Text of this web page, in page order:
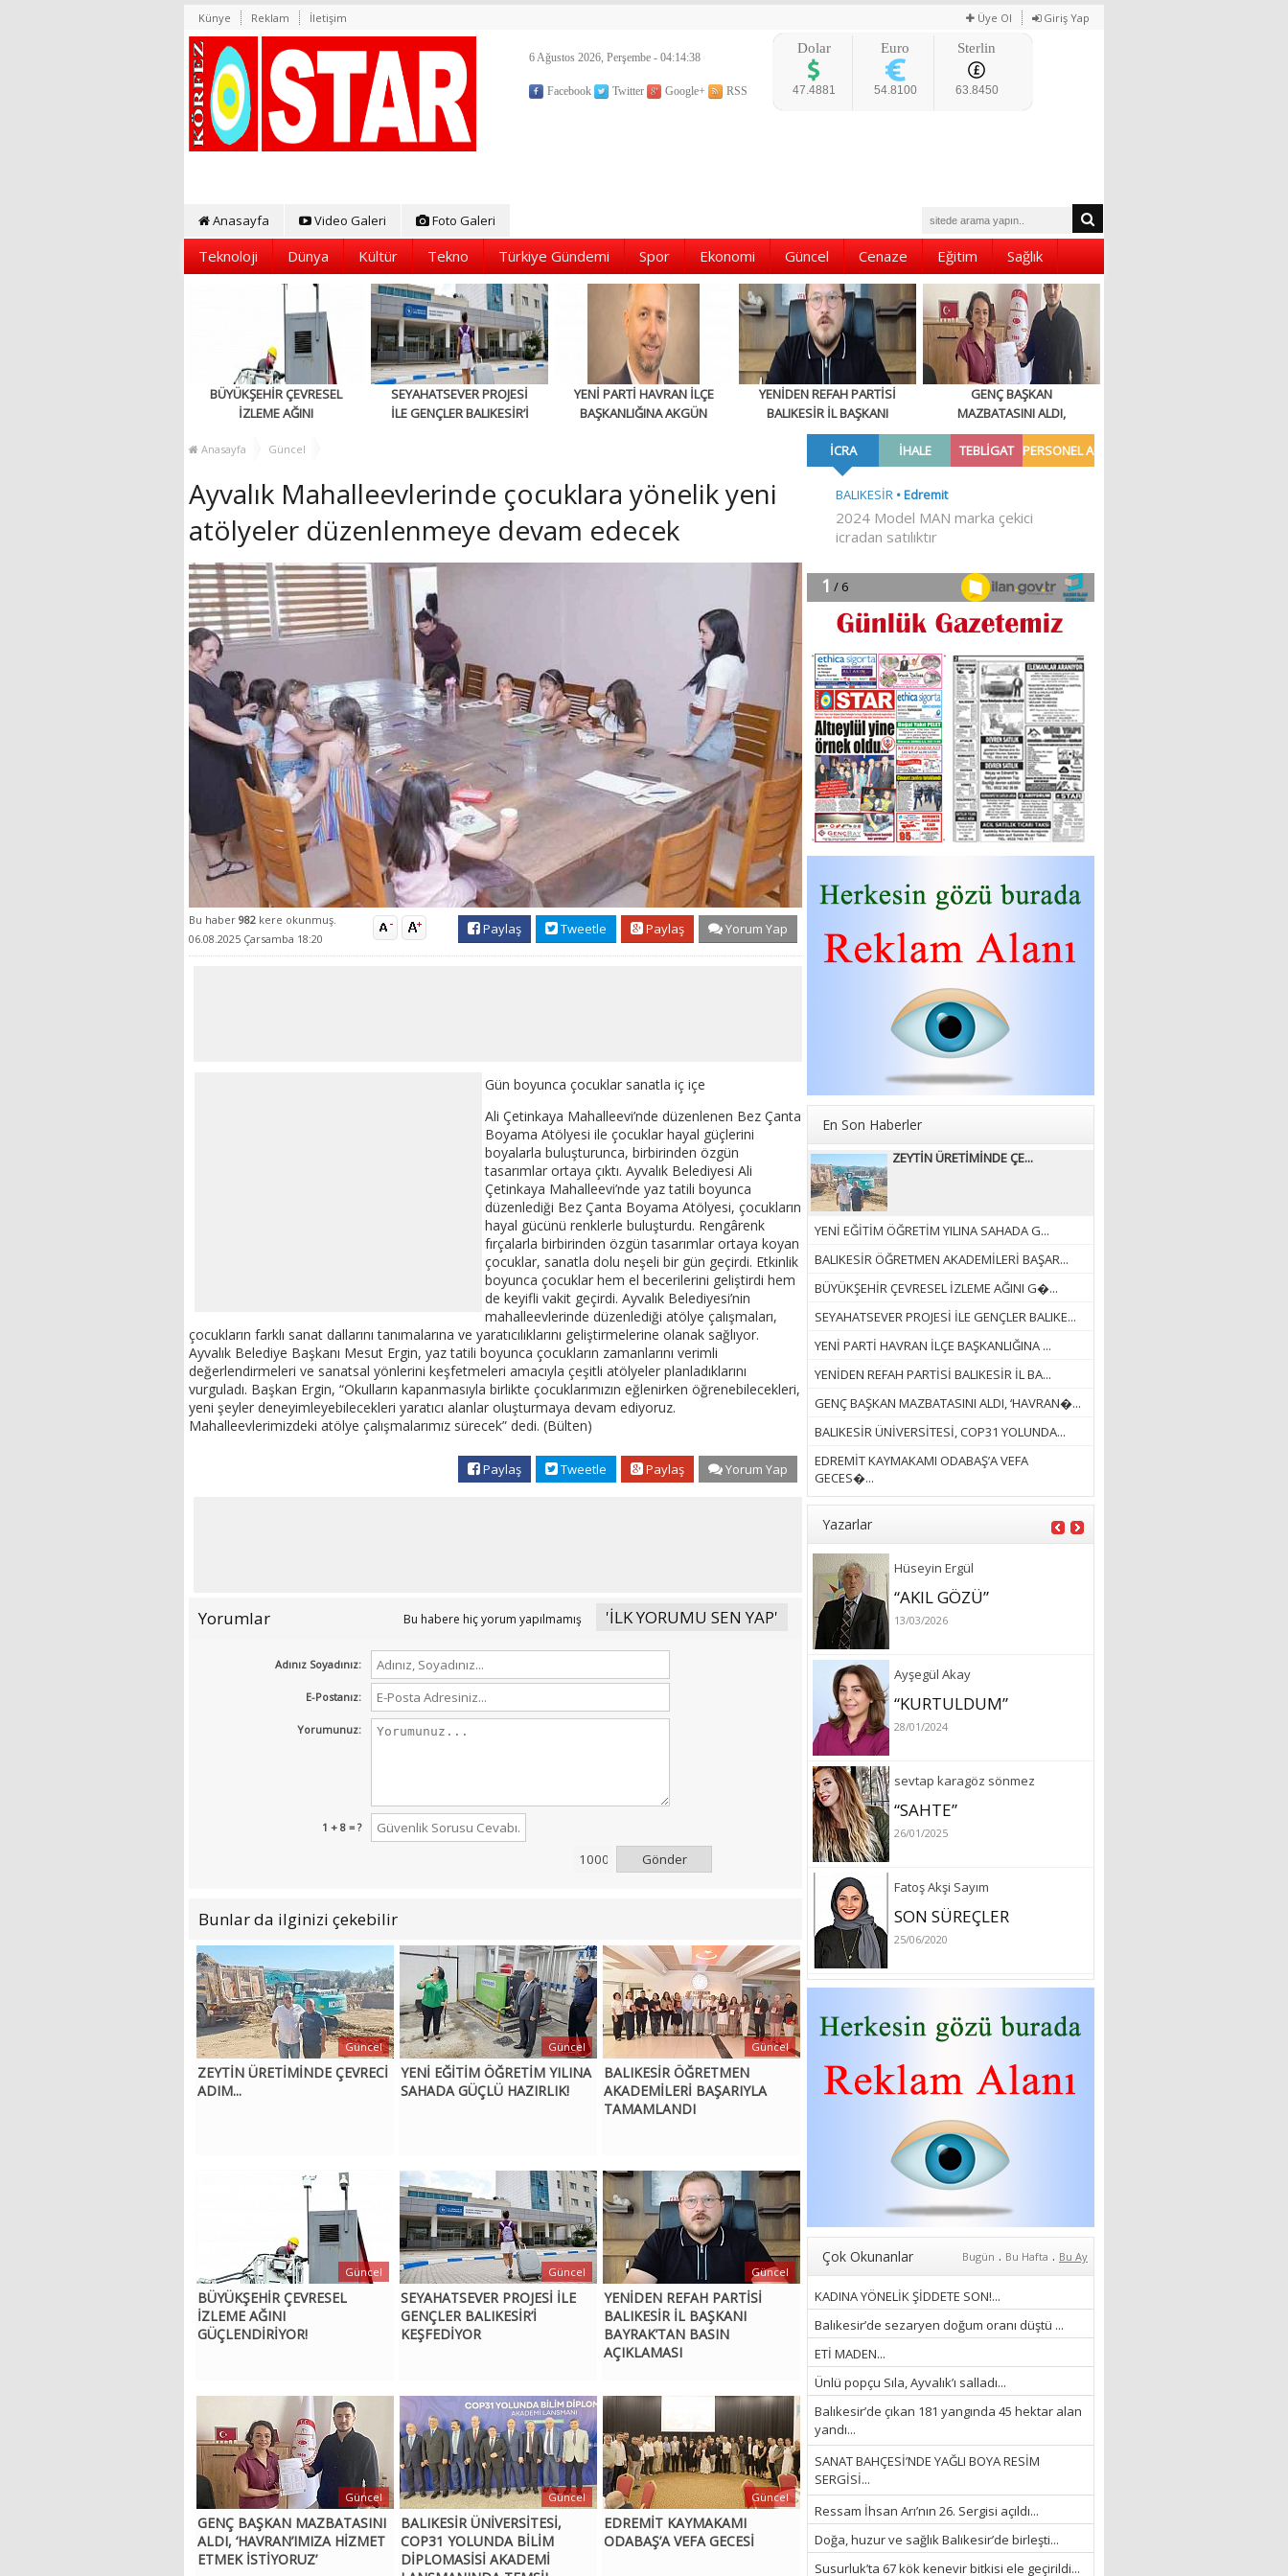
Üye Ol Giriş Yap
Künye Reklam İletişim
6 Ağustos 2026, Perşembe - 04:14:39
Facebook Twitter Google+ RSS
Dolar
47.4881
Euro
54.8100
Sterlin
63.8450
Anasayfa Video Galeri Foto Galeri
Teknoloji Dünya Kültür Tekno Türkiye Gündemi Spor Ekonomi Güncel Cenaze Eğitim Sağlık
BÜYÜKŞEHİR ÇEVRESEL
İZLEME AĞINI
SEYAHATSEVER PROJESİ
İLE GENÇLER BALIKESİR’İ
YENİ PARTİ HAVRAN İLÇE
BAŞKANLIĞINA AKGÜN
YENİDEN REFAH PARTİSİ
BALIKESİR İL BAŞKANI
BAYRAK’TAN BASIN
AÇIKLAMASI
GENÇ BAŞKAN
MAZBATASINI ALDI,
‘HAVRAN’IMIZA HİZMET
ETMEK İSTİYORUZ’
En Son Haberler
ZEYTİN ÜRETİMİNDE ÇE...
YENİ EĞİTİM ÖĞRETİM YILINA SAHADA G...
BALIKESİR ÖĞRETMEN AKADEMİLERİ BAŞAR...
BÜYÜKŞEHİR ÇEVRESEL İZLEME AĞINI G�...
SEYAHATSEVER PROJESİ İLE GENÇLER BALIKE...
YENİ PARTİ HAVRAN İLÇE BAŞKANLIĞINA ...
YENİDEN REFAH PARTİSİ BALIKESİR İL BA...
GENÇ BAŞKAN MAZBATASINI ALDI, ‘HAVRAN�...
BALIKESİR ÜNİVERSİTESİ, COP31 YOLUNDA...
EDREMİT KAYMAKAMI ODABAŞ’A VEFA
GECES�...
Yazarlar
Sibel Atam
“18 Mart Çanakkale
Anlıyoruz?
18/03/2024
Aleyna Gürsoy
“GELİŞ VE GİDİŞLERİN
ARASINDA...”
07/04/2026
Fatma Zehra Köseley
MUSTAFA KEMALİN
“BEDEN VE RUH
BÜTÜNLÜĞÜ...”
18/03/2023
İlknur Solmaz Çoban
“DOĞANIN GÜLEÇ
YAĞMURLARINI
ÖZLERKEN…”
Fatma Aker
“Ne çok şey oldu
unutulmaması gereken”
Hüseyin Ergül
“AKIL GÖZÜ”
13/03/2026
Ayşegül Akay
“KURTULDUM”
28/01/2024
sevtap karagöz sönmez
“SAHTE”
26/01/2025
Fatoş Akşi Sayım
SON SÜREÇLER
25/06/2020
özlem arslan
Hydrafacial cilt bakımı
26/07/2022
Sibel Atam
“18 Mart Çanakkale
Zaferi” Denildiğinde Ne
Anlıyoruz?
Aleyna Gürsoy
“GELİŞ VE GİDİŞLERİN
ARASINDA...”
07/04/2026
Fatma Zehra Köseley
MUSTAFA KEMALİN
KAĞNISI
07/04/2026
Mehmet Çağ
“BEDEN VE RUH
BÜTÜNLÜĞÜ...”
18/03/2023
İlknur Solmaz Çoban
“DOĞANIN GÜLEÇ
Çok Okunanlar Bugün . Bu Hafta . Bu Ay
KADINA YÖNELİK ŞİDDETE SON!...
Balıkesir’de sezaryen doğum oranı düştü ...
ETİ MADEN...
Ünlü popçu Sıla, Ayvalık’ı salladı...
Balıkesir’de çıkan 181 yangında 45 hektar alan
yandı...
SANAT BAHÇESİ’NDE YAĞLI BOYA RESİM
SERGİSİ...
Ressam İhsan Arı’nın 26. Sergisi açıldı...
Doğa, huzur ve sağlık Balıkesir’de birleşti...
Susurluk’ta 67 kök kenevir bitkisi ele geçirildi...
Anasayfa Güncel
Ayvalık Mahalleevlerinde çocuklara yönelik yeni
atölyeler düzenlenmeye devam edecek
Bu haber 982 kere okunmuş.
06.08.2025 Çarsamba 18:20
Paylaş Tweetle Paylaş Yorum Yap
Gün boyunca çocuklar sanatla iç içe
Ali Çetinkaya Mahalleevi’nde düzenlenen Bez Çanta
Boyama Atölyesi ile çocuklar hayal güçlerini
boyalarla buluşturunca, birbirinden özgün
tasarımlar ortaya çıktı. Ayvalık Belediyesi Ali
Çetinkaya Mahalleevi’nde yaz tatili boyunca
düzenlediği Bez Çanta Boyama Atölyesi, çocukların
hayal gücünü renklerle buluşturdu. Rengârenk
fırçalarla birbirinden özgün tasarımlar ortaya koyan
çocuklar, sanatla dolu neşeli bir gün geçirdi. Etkinlik
boyunca çocuklar hem el becerilerini geliştirdi hem
de keyifli vakit geçirdi. Ayvalık Belediyesi’nin
mahalleevlerinde düzenlediği atölye çalışmaları,
çocukların farklı sanat dallarını tanımalarına ve yaratıcılıklarını geliştirmelerine olanak sağlıyor.
Ayvalık Belediye Başkanı Mesut Ergin, yaz tatili boyunca çocukların zamanlarını verimli
değerlendirmeleri ve sanatsal yönlerini keşfetmeleri amacıyla çeşitli atölyeler planladıklarını
vurguladı. Başkan Ergin, “Okulların kapanmasıyla birlikte çocuklarımızın eğlenirken öğrenebilecekleri,
yeni şeyler deneyimleyebilecekleri yaratıcı alanlar oluşturmaya devam ediyoruz.
Mahalleevlerimizdeki atölye çalışmalarımız sürecek” dedi. (Bülten)
Paylaş Tweetle Paylaş Yorum Yap
Yorumlar Bu habere hiç yorum yapılmamış 'İLK YORUMU SEN YAP'
Adınız Soyadınız:
E-Postanız:
Yorumunuz:
1 + 8 = ?
Gönder
Bunlar da ilginizi çekebilir
ZEYTİN ÜRETİMİNDE ÇEVRECİ
ADIM...
Güncel
YENİ EĞİTİM ÖĞRETİM YILINA
SAHADA GÜÇLÜ HAZIRLIK!
Güncel
BALIKESİR ÖĞRETMEN
AKADEMİLERİ BAŞARIYLA
TAMAMLANDI
Güncel
BÜYÜKŞEHİR ÇEVRESEL
İZLEME AĞINI
GÜÇLENDİRİYOR!
Güncel
SEYAHATSEVER PROJESİ İLE
GENÇLER BALIKESİR’İ
KEŞFEDİYOR
Güncel
YENİDEN REFAH PARTİSİ
BALIKESİR İL BAŞKANI
BAYRAK’TAN BASIN
AÇIKLAMASI
Güncel
GENÇ BAŞKAN MAZBATASINI
ALDI, ‘HAVRAN’IMIZA HİZMET
ETMEK İSTİYORUZ’
Güncel
BALIKESİR ÜNİVERSİTESİ,
COP31 YOLUNDA BİLİM
DİPLOMASİSİ AKADEMİ
Güncel
EDREMİT KAYMAKAMI
ODABAŞ’A VEFA GECESİ
Güncel